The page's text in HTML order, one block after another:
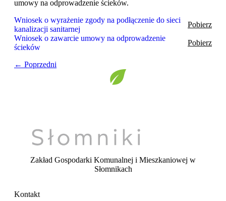
umowy na odprowadzenie ścieków.
Wniosek o wyrażenie zgody na podłączenie do sieci
kanalizacji sanitarnej
Pobierz
Wniosek o zawarcie umowy na odprowadzenie
ścieków
Pobierz
← Poprzedni
Zakład Gospodarki Komunalnej i Mieszkaniowej w
Słomnikach
Kontakt